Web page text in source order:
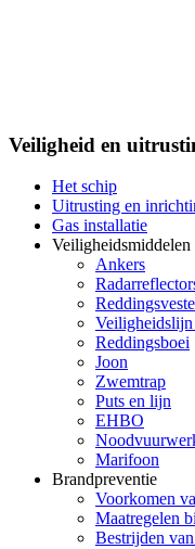
Veiligheid en
Het schip
Uitrusting en
Gas installatie
Veiligheidsmiddelen
Ankers
Reddingsboei
Joon
Zwemtrap
Puts en lijn
EHBO
Marifoon
Brandpreventie
Voorkomen
Maatregelen
Bestrijden